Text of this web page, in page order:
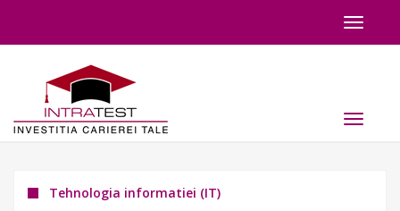
Toggle
Toggle
Tehnologia informatiei (IT)